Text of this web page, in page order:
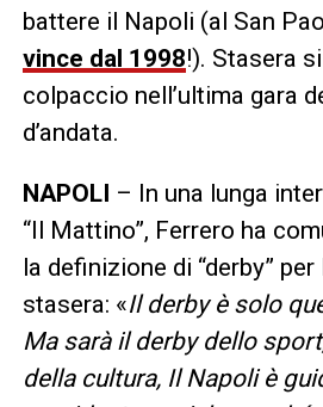
battere il Napoli (al San
vince dal 1998!). Stasera
colpaccio nell’ultima gara
d’andata.
NAPOLI – In una lunga
“Il Mattino”, Ferrero ha
la definizione di “derby” per
stasera: «Il derby è solo
Ma sarà il derby dello
della cultura, Il Napoli è